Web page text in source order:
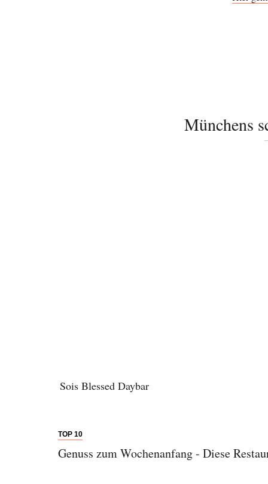
Münchens
Sois Blessed Daybar
TOP 10
Genuss zum Wochenanfang - Diese